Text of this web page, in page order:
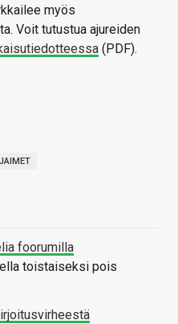
myös
Voit tutustua ajureiden
(PDF).
foorumilla
toistaiseksi pois